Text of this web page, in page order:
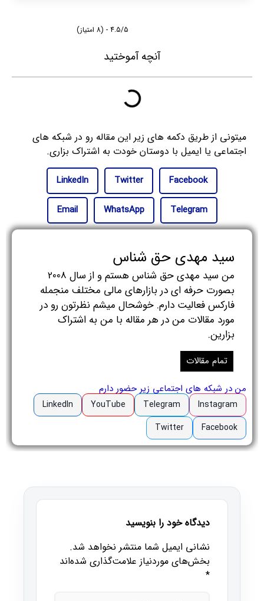
4.5/5 - (8 امتیاز)
آنچه آموختید
میتونی از طریق دکمه های زیر این مقاله رو در شبکه های
اجتماعی یا ایمیل با دوستان خودت به اشتراک بزاری.
Facebook
Twitter
LinkedIn
Telegram
WhatsApp
Email
سید مهدی حق شناس
من سید مهدی حق شناس هستم و از سال 2008
بصورت حرفه ای در بازارهای مالی مختلف منجمله
فارکس فعالیت دارم. خوشحال میشم نظرتون رو در
مورد مقالات من در هر مقاله با من به اشتراک
بزارین.
تمام مقالات
من در شبکه های اجتماعی زیر حضور دارم
Instagram
Telegram
YouTube
LinkedIn
Facebook
Twitter
دیدگاه خود را بنویسید
نشانی ایمیل شما منتشر نخواهد شد.
بخش‌های موردنیاز علامت‌گذاری شده‌اند
*